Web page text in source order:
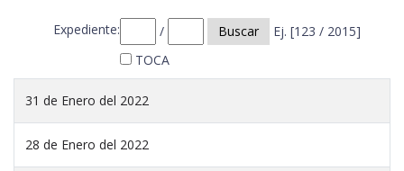
Expediente: / Buscar
Ej. [123 / 2015]
TOCA
31 de Enero del 2022
28 de Enero del 2022